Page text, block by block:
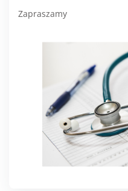
Zapraszamy